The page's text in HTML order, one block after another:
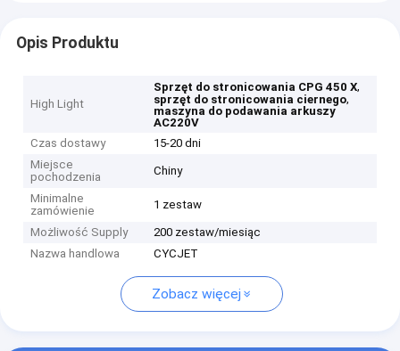
Opis Produktu
High Light
Sprzęt do stronicowania CPG 450 X,
sprzęt do stronicowania ciernego,
maszyna do podawania arkuszy
AC220V
Czas dostawy
15-20 dni
Miejsce
pochodzenia
Chiny
Minimalne
zamówienie
1 zestaw
Możliwość Supply
200 zestaw/miesiąc
Nazwa handlowa
CYCJET
Zobacz więcej